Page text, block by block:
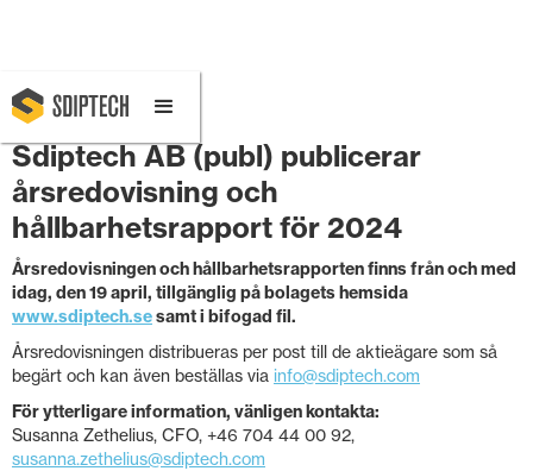
April 15, 2025 11:00 AM
Sdiptech AB (publ) publicerar
årsredovisning och
hållbarhetsrapport för 2024
Årsredovisningen och hållbarhetsrapporten finns från och med
idag, den 19 april, tillgänglig på bolagets hemsida
www.sdiptech.sesamt i bifogad fil.
Årsredovisningen distribueras per post till de aktieägare som så
begärt och kan även beställas via info@sdiptech.com
För ytterligare information, vänligen kontakta:
Susanna Zethelius, CFO, +46 704 44 00 92,
susanna.zethelius@sdiptech.com